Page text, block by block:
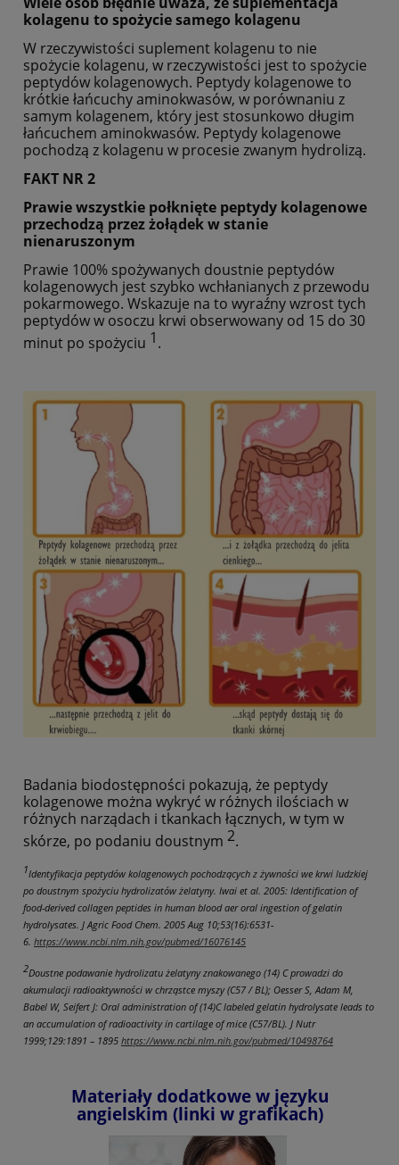
kolagenu to spożycie samego kolagenu
W rzeczywistości suplement kolagenu to nie
spożycie kolagenu, w rzeczywistości jest to spożycie
peptydów kolagenowych. Peptydy kolagenowe to
krótkie łańcuchy aminokwasów, w porównaniu z
samym kolagenem, który jest stosunkowo długim
łańcuchem aminokwasów. Peptydy kolagenowe
pochodzą z kolagenu w procesie zwanym hydrolizą.
FAKT NR 2
Prawie wszystkie połknięte peptydy kolagenowe
przechodzą przez żołądek w stanie
nienaruszonym
Prawie 100% spożywanych doustnie peptydów
kolagenowych jest szybko wchłanianych z przewodu
pokarmowego. Wskazuje na to wyraźny wzrost tych
peptydów w osoczu krwi obserwowany od 15 do 30
minut po spożyciu 1.
Badania biodostępności pokazują, że peptydy
kolagenowe można wykryć w różnych ilościach w
różnych narządach i tkankach łącznych, w tym w
skórze, po podaniu doustnym 2.
1Identyfikacja peptydów kolagenowych pochodzących z żywności we krwi ludzkiej
po doustnym spożyciu hydrolizatów żelatyny. Iwai et al. 2005: Identification of
food-derived collagen peptides in human blood aer oral ingestion of gelatin
hydrolysates. J Agric Food Chem. 2005 Aug 10;53(16):6531-
6. https://www.ncbi.nlm.nih.gov/pubmed/16076145
2Doustne podawanie hydrolizatu żelatyny znakowanego (14) C prowadzi do
akumulacji radioaktywności w chrząstce myszy (C57 / BL); Oesser S, Adam M,
Babel W, Seifert J: Oral administration of (14)C labeled gelatin hydrolysate leads to
an accumulation of radioactivity in cartilage of mice (C57/BL). J Nutr
1999;129:1891 – 1895 https://www.ncbi.nlm.nih.gov/pubmed/10498764
Materiały dodatkowe w języku
angielskim (linki w grafikach)